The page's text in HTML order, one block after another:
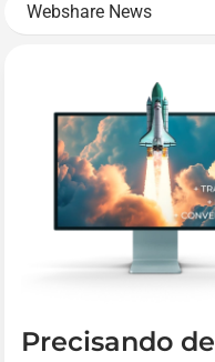
Webshare News
Precisando de